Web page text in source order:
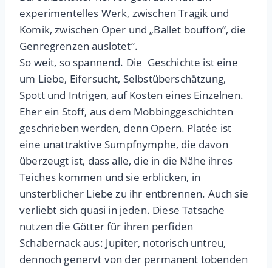
experimentelles Werk, zwischen Tragik und
Komik, zwischen Oper und „Ballet bouffon“, die
Genregrenzen auslotet“.
So weit, so spannend. Die Geschichte ist eine
um Liebe, Eifersucht, Selbstüberschätzung,
Spott und Intrigen, auf Kosten eines Einzelnen.
Eher ein Stoff, aus dem Mobbinggeschichten
geschrieben werden, denn Opern. Platée ist
eine unattraktive Sumpfnymphe, die davon
überzeugt ist, dass alle, die in die Nähe ihres
Teiches kommen und sie erblicken, in
unsterblicher Liebe zu ihr entbrennen. Auch sie
verliebt sich quasi in jeden. Diese Tatsache
nutzen die Götter für ihren perfiden
Schabernack aus: Jupiter, notorisch untreu,
dennoch genervt von der permanent tobenden